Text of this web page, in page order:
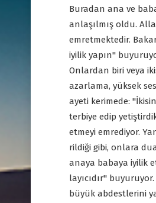
Buradan ana ve
anlaşılmış oldu.
emretmektedir.
iyilik yapın"
Onlardan biri veya
azarlama, yüksek
ayeti kerimede:
terbiye edip
etmeyi emrediyor.
rildiği gibi, onlara
anaya babaya iyilik
layıcıdır"
büyük abdestlerini